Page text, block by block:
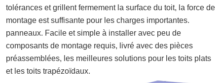
tolérances et grillent fermement la surface du toit, la force de
montage est suffisante pour les charges importantes.
panneaux. Facile et simple à installer avec peu de
composants de montage requis, livré avec des pièces
préassemblées, les meilleures solutions pour les toits plats
et les toits trapézoïdaux.